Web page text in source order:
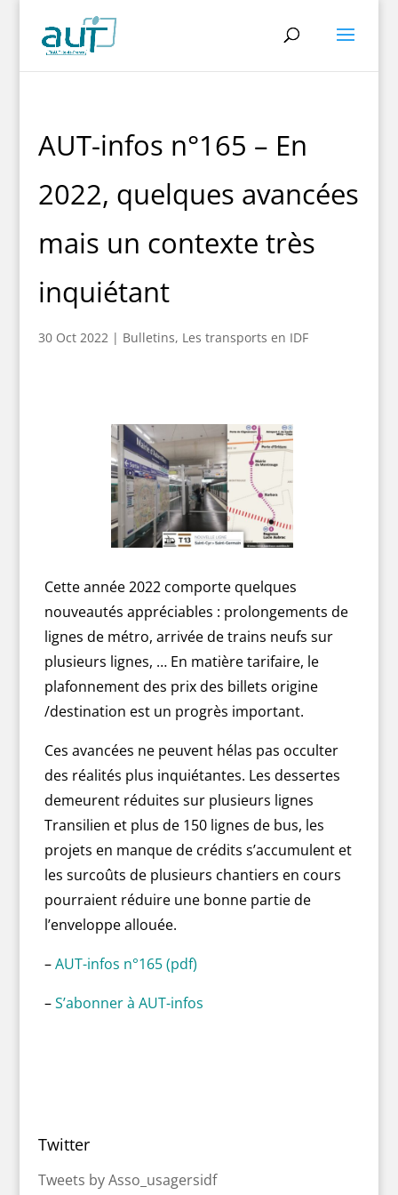
AUT-infos n°165 – En
2022, quelques avancées
mais un contexte très
inquiétant
30 Oct 2022| Bulletins, Les transports en IDF
Cette année 2022 comporte quelques
nouveautés appréciables : prolongements de
lignes de métro, arrivée de trains neufs sur
plusieurs lignes, … En matière tarifaire, le
plafonnement des prix des billets origine
/destination est un progrès important.
Ces avancées ne peuvent hélas pas occulter
des réalités plus inquiétantes. Les dessertes
demeurent réduites sur plusieurs lignes
Transilien et plus de 150 lignes de bus, les
projets en manque de crédits s’accumulent et
les surcoûts de plusieurs chantiers en cours
pourraient réduire une bonne partie de
l’enveloppe allouée.
–AUT-infos n°165 (pdf)
–S’abonner à AUT-infos
Twitter
Tweets by Asso_usagersidf